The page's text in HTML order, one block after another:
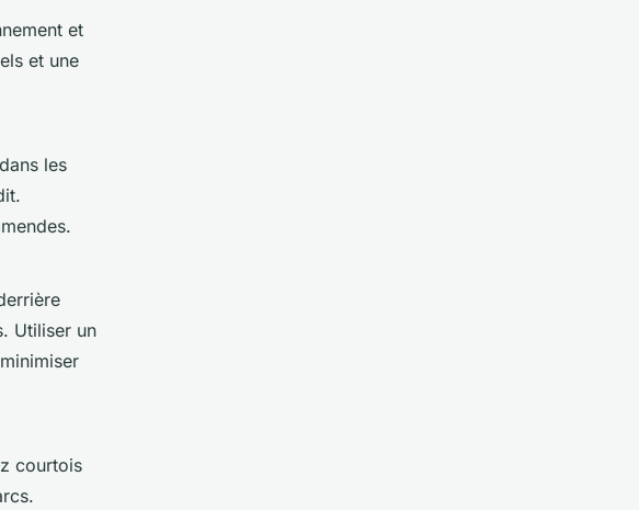
et
et une
les
Utiliser un
courtois